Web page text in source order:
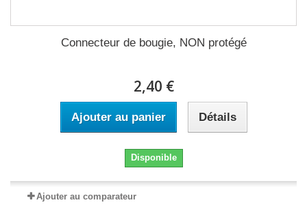
Connecteur de bougie, NON protégé
2,40 €
Ajouter au panier Détails
Disponible
Ajouter au comparateur